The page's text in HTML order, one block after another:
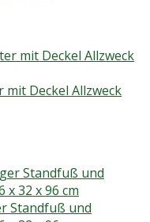
Deckel Allzweck
Standfuß und